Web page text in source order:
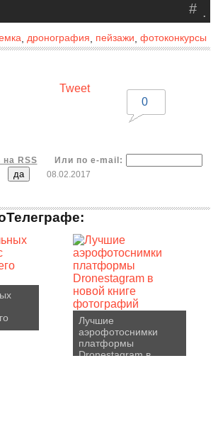
.
#
, дронография пейзажи фотоконкурсы
Tweet
0
RSS
Или по e-mail:
08.02.2017
Лучшие
аэрофотоснимки
платформы
Dronestagram в